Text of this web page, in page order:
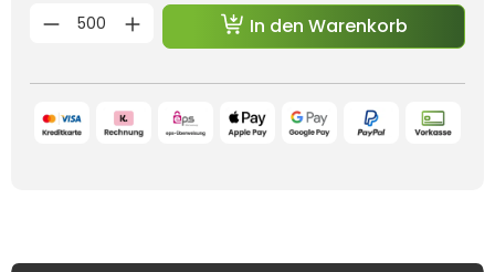
Produkt Anzahl: Gib den
In den Warenkorb